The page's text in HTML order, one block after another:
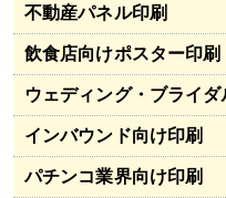
不動産パネル印刷
飲食店向けポスター印刷
ウェディング・ブライダ
インバウンド向け印刷
パチンコ業界向け印刷